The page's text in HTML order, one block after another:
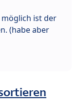
ist der
(habe aber